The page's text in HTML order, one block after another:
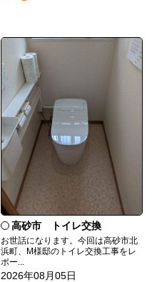
高砂市 トイレ交換
お世話になります。今回は高砂市北
浜町、M様邸のトイレ交換工事をレ
ポー...
2026年08月05日